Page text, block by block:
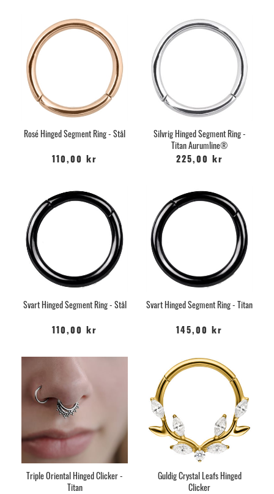
Rosé Hinged Segment Ring - Stål
110,00 kr
Silvrig Hinged Segment Ring -
Titan Aurumline®
225,00 kr
Svart Hinged Segment Ring - Stål
110,00 kr
Svart Hinged Segment Ring - Titan
145,00 kr
Triple Oriental Hinged Clicker -
Titan
Guldig Crystal Leafs Hinged
Clicker